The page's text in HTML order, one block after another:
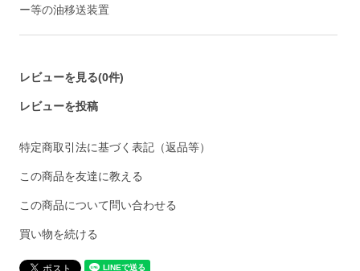
ー等の油移送装置
レビューを見る(0件)
レビューを投稿
特定商取引法に基づく表記（返品等）
この商品を友達に教える
この商品について問い合わせる
買い物を続ける